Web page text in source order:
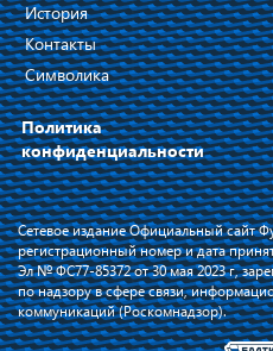
История
Контакты
Символика
Политика
конфиденциальности
Сетевое издание Официальный сайт
регистрационный номер и дата
Эл № ФС77-85372 от 30 мая 2023 г,
по надзору в сфере связи,
коммуникаций (Роскомнадзор).